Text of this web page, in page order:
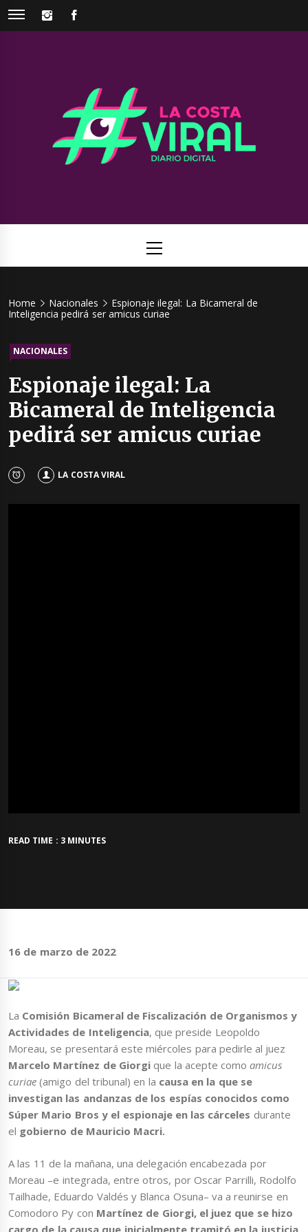
Skip
INSTAGRAM
Viral
Menu
Home Nacionales
Espionaje ilegal: La Bicameral de
Inteligencia pedirá ser amicus curiae
NACIONALES
Espionaje ilegal: La
Bicameral de Inteligencia
pedirá ser amicus curiae
LA COSTA VIRAL
READ TIME : 3 MINUTES
16 de marzo de 2022
La Comisión Bicameral de Fiscalización de Organismos y
Actividades de Inteligencia, que preside Leopoldo
Moreau, se presentará este miércoles para pedirle al juez
Marcelo Martínez de Giorgique la acepte comoamicus
curiae(amigo del tribunal) en la causa en la que se
investigan las andanzas de los espías conocidos como
Súper Mario Bros y el espionaje en las cárceles durante
el gobierno de Mauricio Macri.
A las 11 de la mañana, una delegación encabezada por
Moreau –e integrada, entre otros, por Oscar Parrilli, Rodolfo
Tailhade, Eduardo Valdés y Blanca Osuna– va a reunirse en
Comodoro Py con Martínez de Giorgi, el juez que se hizo
cargo de la causa que inicialmente tramitó en la justicia